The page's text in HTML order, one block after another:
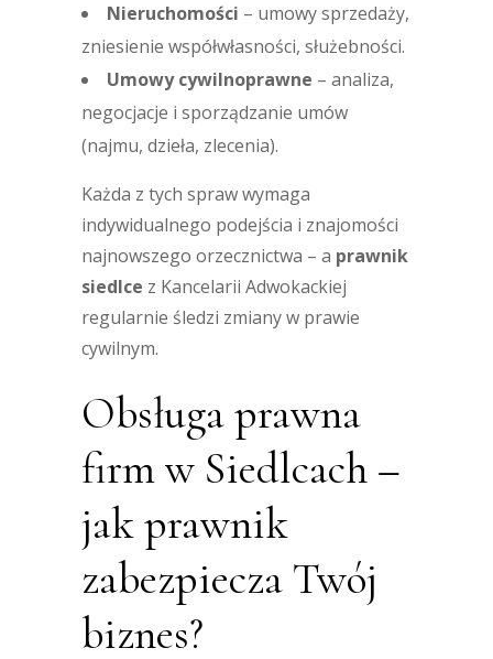
Nieruchomości – umowy sprzedaży,
zniesienie współwłasności, służebności.
Umowy cywilnoprawne – analiza,
negocjacje i sporządzanie umów
(najmu, dzieła, zlecenia).
Każda z tych spraw wymaga
indywidualnego podejścia i znajomości
najnowszego orzecznictwa – a prawnik
siedlce z Kancelarii Adwokackiej
regularnie śledzi zmiany w prawie
cywilnym.
Obsługa prawna
firm w Siedlcach –
jak prawnik
zabezpiecza Twój
biznes?